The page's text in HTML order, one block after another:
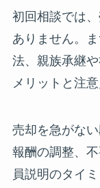
初回相談では
ありません。
法、親族承継
メリットと注
売却を急がな
報酬の調整、
員説明のタイ